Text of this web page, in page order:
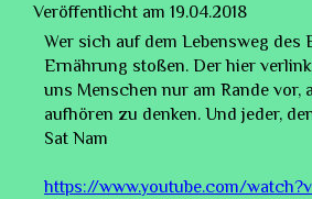
Veröffentlicht am 19.04.2018
Wer sich auf dem Lebensweg
Ernährung stoßen. Der hier
uns Menschen nur am Rande vor,
aufhören zu denken. Und jeder,
Sat Nam
https://www.youtube.com/